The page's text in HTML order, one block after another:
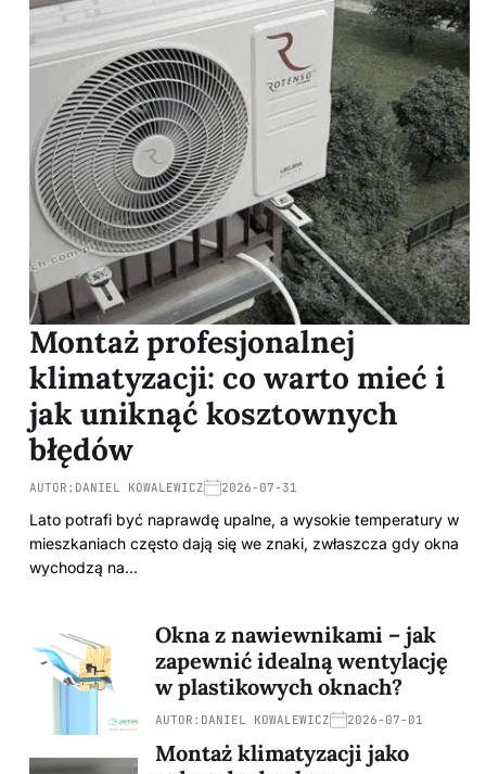
Montaż profesjonalnej
klimatyzacji: co warto mieć i
jak uniknąć kosztownych
błędów
AUTOR: DANIEL KOWALEWICZ 2026-07-31
Lato potrafi być naprawdę upalne, a wysokie temperatury w
mieszkaniach często dają się we znaki, zwłaszcza gdy okna
wychodzą na…
Okna z nawiewnikami – jak
zapewnić idealną wentylację
w plastikowych oknach?
AUTOR: DANIEL KOWALEWICZ 2026-07-01
Montaż klimatyzacji jako